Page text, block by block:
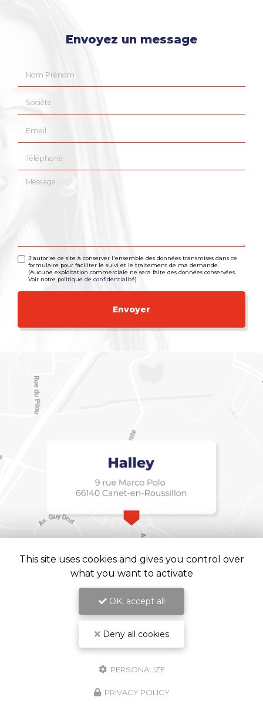
Envoyez un message
Message
J'autorise ce site à conserver l'ensemble des données transmises dans ce
formulaire pour faciliter le suivi et le traitement de ma demande.
(Aucune exploitation commerciale ne sera faite des données conservées.
Voir notre politique de confidentialité)
Halley, Institut de langue à Canet-en-Roussillon
Demande de Devis
This site uses cookies and gives you control over
what you want to activate
OK, accept all
Deny all cookies
PERSONALIZE
PRIVACY POLICY